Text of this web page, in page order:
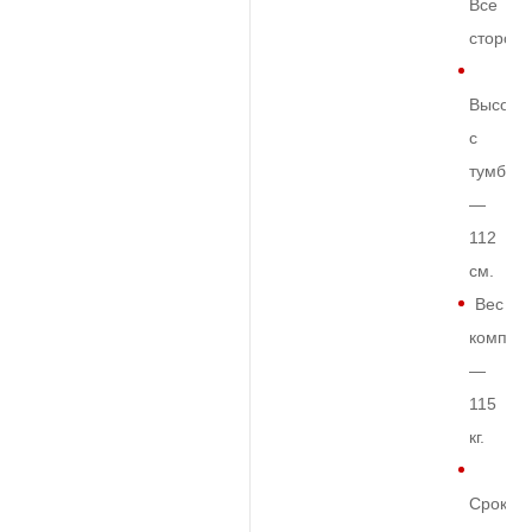
Все
Высота
с
тумбой
—
112
см.
Вес
—
115
кг.
Срок